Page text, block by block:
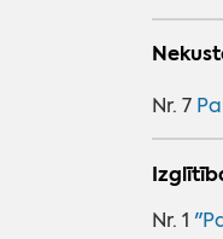
Nr. 7
Nr. 1